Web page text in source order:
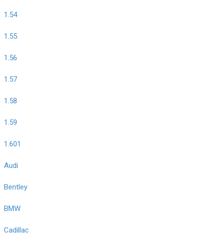
1.54
1.55
1.56
1.57
1.58
1.59
1.601
Audi
Bentley
BMW
Cadillac